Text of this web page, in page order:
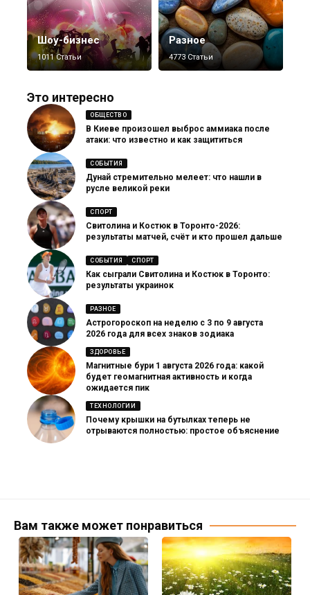
Шоу-бизнес
1011 Статьи
Разное
4773 Статьи
Это интересно
ОБЩЕСТВО
В Киеве произошел выброс аммиака после
атаки: что известно и как защититься
СОБЫТИЯ
Дунай стремительно мелеет: что нашли в
русле великой реки
СПОРТ
Свитолина и Костюк в Торонто-2026:
результаты матчей, счёт и кто прошел дальше
СОБЫТИЯ СПОРТ
Как сыграли Свитолина и Костюк в Торонто:
результаты украинок
РАЗНОЕ
Астрогороскоп на неделю с 3 по 9 августа
2026 года для всех знаков зодиака
ЗДОРОВЬЕ
Магнитные бури 1 августа 2026 года: какой
будет геомагнитная активность и когда
ожидается пик
ТЕХНОЛОГИИ
Почему крышки на бутылках теперь не
отрываются полностью: простое объяснение
Вам также может понравиться